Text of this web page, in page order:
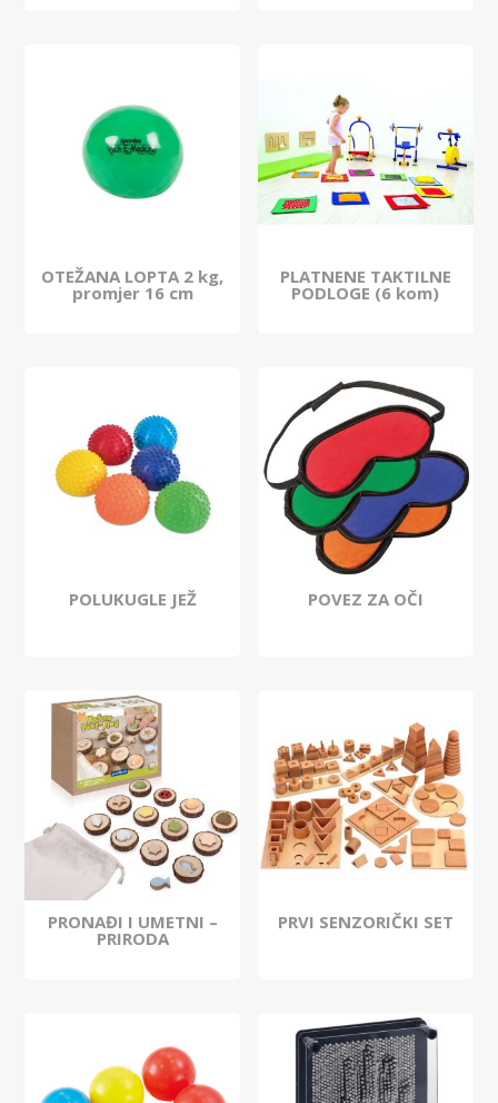
OTEŽANA LOPTA 2 kg,
promjer 16 cm
PLATNENE TAKTILNE
PODLOGE (6 kom)
POLUKUGLE JEŽ POVEZ ZA OČI
PRONAĐI I UMETNI –
PRIRODA
PRVI SENZORIČKI SET